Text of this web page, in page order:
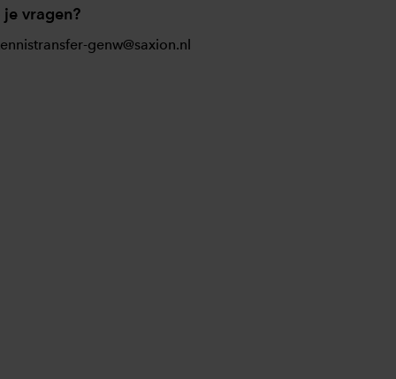
je vragen?
genw@saxion.nl